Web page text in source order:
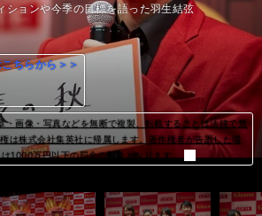
ションや今季の目標を語った羽生結弦
ちらから＞＞
・画像・写真などを無断で複製、転載することは法律で禁
は株式会社集英社に帰属します。著作権者が告訴した場
1000万円以下の罰金の対象となります。
ションや今季の目標を語った羽生結弦
ちらから＞＞
・画像・写真などを無断で複製、転載することは法律で禁
は株式会社集英社に帰属します。著作権者が告訴した場
1000万円以下の罰金の対象となります。
ションや今季の目標を語った羽生結弦
ちらから＞＞
・画像・写真などを無断で複製、転載することは法律で禁
は株式会社集英社に帰属します。著作権者が告訴した場
1000万円以下の罰金の対象となります。
ションや今季の目標を語った羽生結弦
ちらから＞＞
・画像・写真などを無断で複製、転載することは法律で禁
は株式会社集英社に帰属します。著作権者が告訴した場
1000万円以下の罰金の対象となります。
ションや今季の目標を語った羽生結弦
ちらから＞＞
・画像・写真などを無断で複製、転載することは法律で禁
は株式会社集英社に帰属します。著作権者が告訴した場
1000万円以下の罰金の対象となります。
ションや今季の目標を語った羽生結弦
ちらから＞＞
・画像・写真などを無断で複製、転載することは法律で禁
は株式会社集英社に帰属します。著作権者が告訴した場
1000万円以下の罰金の対象となります。
ションや今季の目標を語った羽生結弦
ちらから＞＞
・画像・写真などを無断で複製、転載することは法律で禁
は株式会社集英社に帰属します。著作権者が告訴した場
1000万円以下の罰金の対象となります。
ションや今季の目標を語った羽生結弦
ちらから＞＞
・画像・写真などを無断で複製、転載することは法律で禁
は株式会社集英社に帰属します。著作権者が告訴した場
1000万円以下の罰金の対象となります。
ションや今季の目標を語った羽生結弦
ちらから＞＞
・画像・写真などを無断で複製、転載することは法律で禁
は株式会社集英社に帰属します。著作権者が告訴した場
1000万円以下の罰金の対象となります。
ションや今季の目標を語った羽生結弦
ちらから＞＞
・画像・写真などを無断で複製、転載することは法律で禁
は株式会社集英社に帰属します。著作権者が告訴した場
1000万円以下の罰金の対象となります。
ションや今季の目標を語った羽生結弦
ちらから＞＞
・画像・写真などを無断で複製、転載することは法律で禁
は株式会社集英社に帰属します。著作権者が告訴した場
1000万円以下の罰金の対象となります。
ションや今季の目標を語った羽生結弦
ちらから＞＞
・画像・写真などを無断で複製、転載することは法律で禁
は株式会社集英社に帰属します。著作権者が告訴した場
1000万円以下の罰金の対象となります。